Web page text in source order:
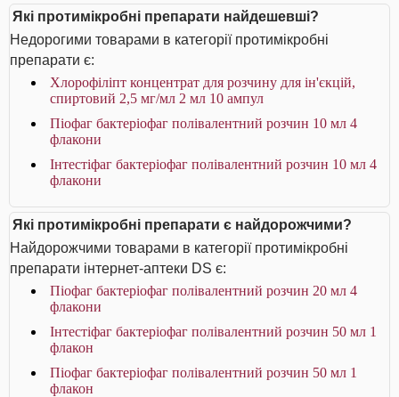
Які протимікробні препарати найдешевші?
Недорогими товарами в категорії протимікробні
препарати є:
Хлорофіліпт концентрат для розчину для ін'єкцій,
спиртовий 2,5 мг/мл 2 мл 10 ампул
Піофаг бактеріофаг полівалентний розчин 10 мл 4
флакони
Інтестіфаг бактеріофаг полівалентний розчин 10 мл 4
флакони
Які протимікробні препарати є найдорожчими?
Найдорожчими товарами в категорії протимікробні
препарати інтернет-аптеки DS є:
Піофаг бактеріофаг полівалентний розчин 20 мл 4
флакони
Інтестіфаг бактеріофаг полівалентний розчин 50 мл 1
флакон
Піофаг бактеріофаг полівалентний розчин 50 мл 1
флакон